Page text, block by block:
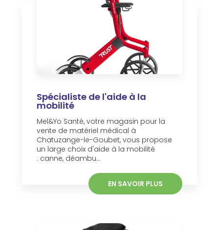
Spécialiste de l'aide à la
mobilité
Mel&Yo Santé, votre magasin pour la
vente de matériel médical à
Chatuzange-le-Goubet, vous propose
un large choix d'aide à la mobilité
: canne, déambu...
EN SAVOIR PLUS